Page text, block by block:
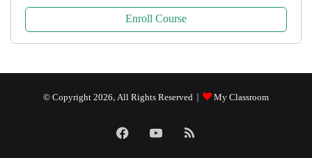
Enroll Course
© Copyright 2026, All Rights Reserved | My Classroom
FacebookYouTubeRSS